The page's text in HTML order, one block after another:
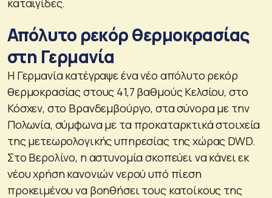
Απόλυτο ρεκόρ θερμοκρασίας
στη Γερμανία
Η Γερμανία κατέγραψε ένα νέο απόλυτο ρεκόρ
θερμοκρασίας στους 41,7 βαθμούς Κελσίου, στο
Κόσχεν, στο Βρανδεμβούργο, στα σύνορα με την
Πολωνία, σύμφωνα με τα προκαταρκτικά στοιχεία
της μετεωρολογικής υπηρεσίας της χώρας DWD.
Στο Βερολίνο, η αστυνομία σκοπεύει να κάνει εκ
νέου χρήση κανονιών νερού υπό πίεση
προκειμένου να βοηθήσει τους κατοίκους της